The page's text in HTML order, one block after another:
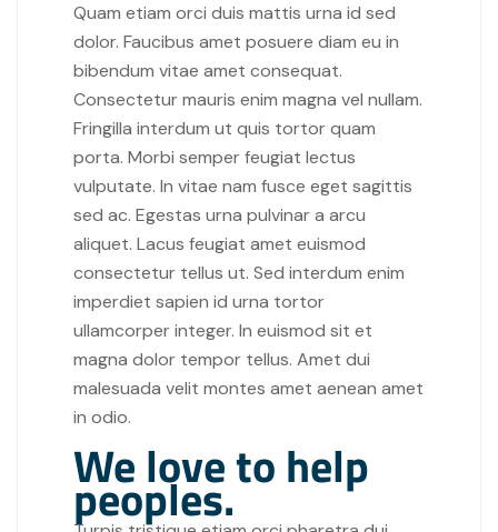
Quam etiam orci duis mattis urna id sed
dolor. Faucibus amet posuere diam eu in
bibendum vitae amet consequat.
Consectetur mauris enim magna vel nullam.
Fringilla interdum ut quis tortor quam
porta. Morbi semper feugiat lectus
vulputate. In vitae nam fusce eget sagittis
sed ac. Egestas urna pulvinar a arcu
aliquet. Lacus feugiat amet euismod
consectetur tellus ut. Sed interdum enim
imperdiet sapien id urna tortor
ullamcorper integer. In euismod sit et
magna dolor tempor tellus. Amet dui
malesuada velit montes amet aenean amet
in odio.
We love to help
peoples.